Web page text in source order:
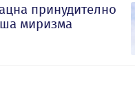
принудително
миризма